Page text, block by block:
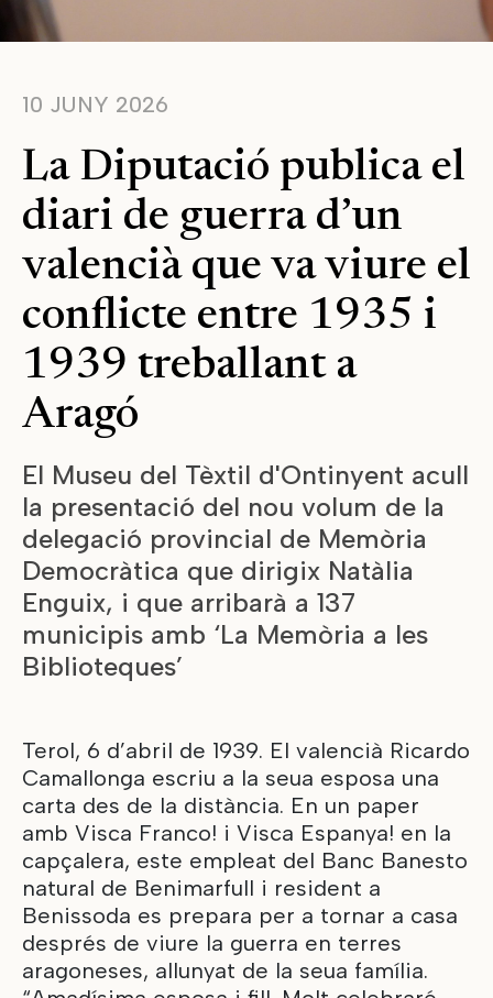
10 JUNY 2026
La Diputació publica el
diari de guerra d’un
valencià que va viure el
conflicte entre 1935 i
1939 treballant a
Aragó
El Museu del Tèxtil d'Ontinyent acull
la presentació del nou volum de la
delegació provincial de Memòria
Democràtica que dirigix Natàlia
Enguix, i que arribarà a 137
municipis amb ‘La Memòria a les
Biblioteques’
Terol, 6 d’abril de 1939. El valencià Ricardo
Camallonga escriu a la seua esposa una
carta des de la distància. En un paper
amb Visca Franco! i Visca Espanya! en la
capçalera, este empleat del Banc Banesto
natural de Benimarfull i resident a
Benissoda es prepara per a tornar a casa
després de viure la guerra en terres
aragoneses, allunyat de la seua família.